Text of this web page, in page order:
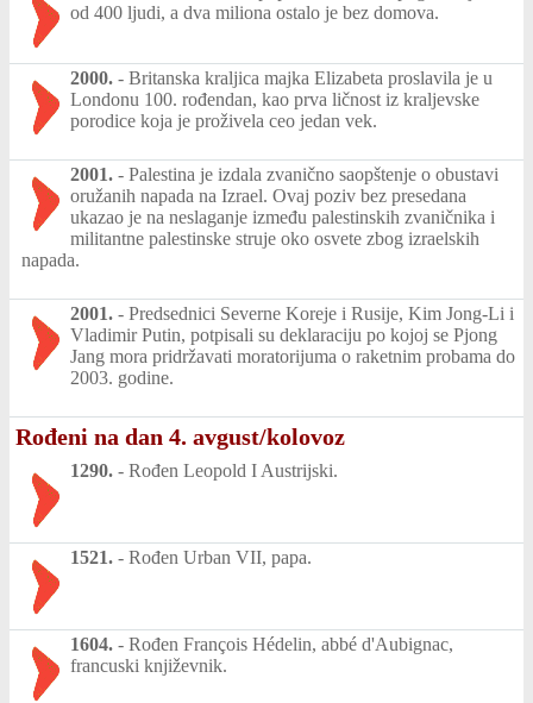
od 400 ljudi, a dva miliona ostalo je bez domova.
2000. - Britanska kraljica majka Elizabeta proslavila je u
Londonu 100. rođendan, kao prva ličnost iz kraljevske
porodice koja je proživela ceo jedan vek.
2001. - Palestina je izdala zvanično saopštenje o obustavi
oružanih napada na Izrael. Ovaj poziv bez presedana
ukazao je na neslaganje između palestinskih zvaničnika i
militantne palestinske struje oko osvete zbog izraelskih
napada.
2001. - Predsednici Severne Koreje i Rusije, Kim Jong-Li i
Vladimir Putin, potpisali su deklaraciju po kojoj se Pjong
Jang mora pridržavati moratorijuma o raketnim probama do
2003. godine.
Rođeni na dan 4. avgust/kolovoz
1290. - Rođen Leopold I Austrijski.
1521. - Rođen Urban VII, papa.
1604. - Rođen François Hédelin, abbé d'Aubignac,
francuski književnik.